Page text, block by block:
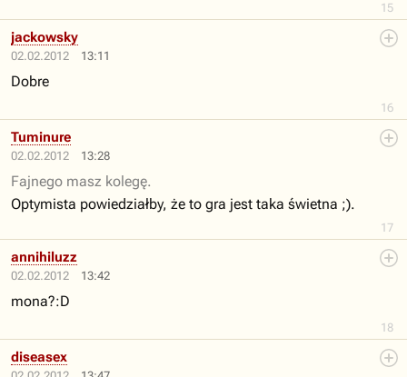
15
02.02.2012 13:11
16
jackowsky
Dobre
02.02.2012 13:28
17
Tuminure
Fajnego masz kolegę.
Optymista powiedziałby, że to gra jest taka świetna ;).
02.02.2012 13:42
18
annihiluzz
mona?:D
diseasex